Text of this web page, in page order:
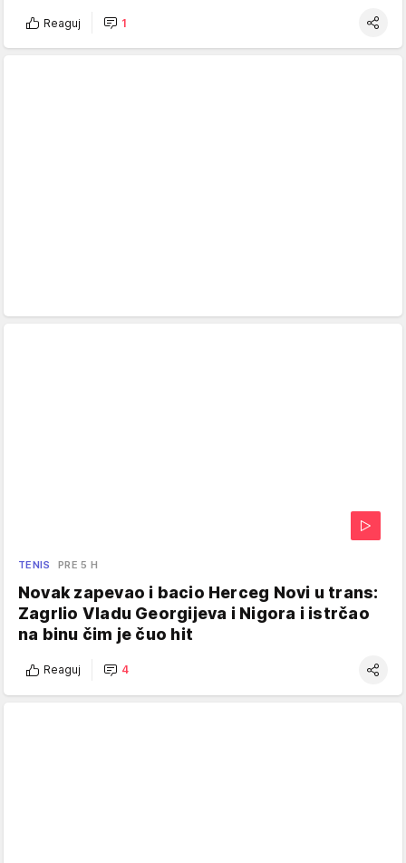
Reaguj 1
TENIS PRE 5 H
Novak zapevao i bacio Herceg Novi u trans:
Zagrlio Vladu Georgijeva i Nigora i istrčao
na binu čim je čuo hit
Reaguj 4